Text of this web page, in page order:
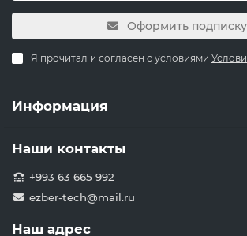
Оформить подписку
Я прочитал и согласен с условиями
Информация
Наши контакты
+993 63 665 992
ezber-tech@mail.ru
Наш адрес